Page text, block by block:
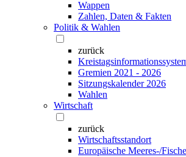
Wappen
Zahlen, Daten & Fakten
Politik & Wahlen
zurück
Gremien 2021 - 2026
Sitzungskalender 2026
Wahlen
Wirtschaft
zurück
Wirtschaftsstandort
Europäische Meeres-/